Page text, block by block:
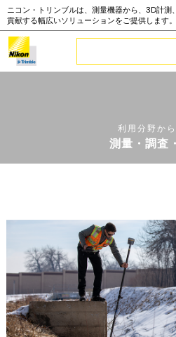
ニコン・トリンブルは、測量機器から、3D計測
貢献する幅広いソリューションをご提供します。
利用分野か
測量・調査